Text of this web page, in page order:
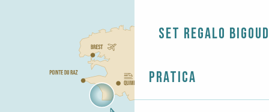
Set regalo
Pratica